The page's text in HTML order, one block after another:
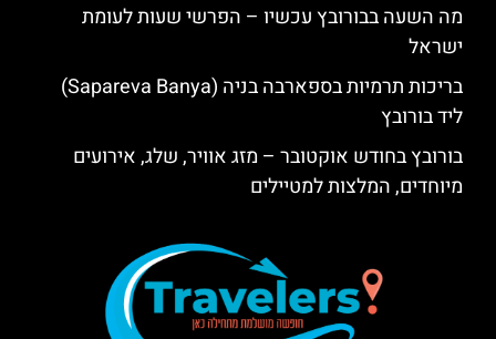
מה השעה בבורובץ עכשיו – הפרשי שעות לעומת
ישראל
בריכות תרמיות בספארבה בניה (Sapareva Banya)
ליד בורובץ
בורובץ בחודש אוקטובר – מזג אוויר, שלג, אירועים
מיוחדים, המלצות למטיילים